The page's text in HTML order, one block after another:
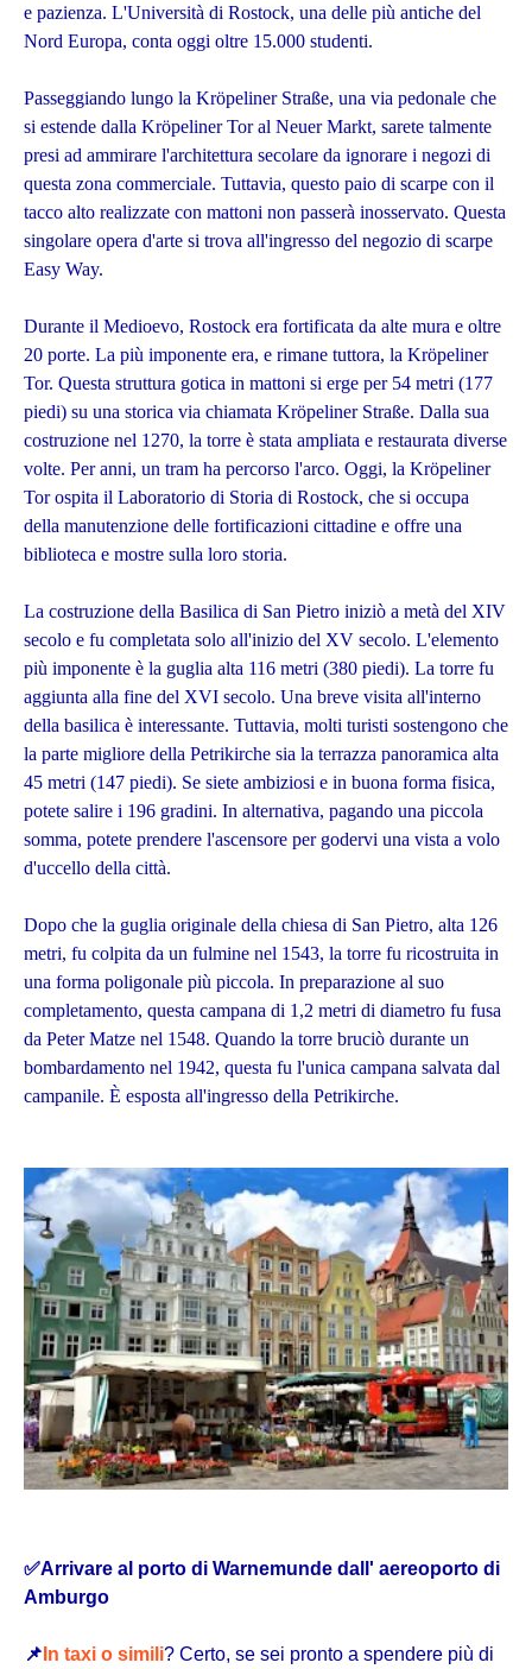
e pazienza. L'Università di Rostock, una delle più antiche del
Nord Europa, conta oggi oltre 15.000 studenti.
Passeggiando lungo la Kröpeliner Straße, una via pedonale che
si estende dalla Kröpeliner Tor al Neuer Markt, sarete talmente
presi ad ammirare l'architettura secolare da ignorare i negozi di
questa zona commerciale. Tuttavia, questo paio di scarpe con il
tacco alto realizzate con mattoni non passerà inosservato. Questa
singolare opera d'arte si trova all'ingresso del negozio di scarpe
Easy Way.
Durante il Medioevo, Rostock era fortificata da alte mura e oltre
20 porte. La più imponente era, e rimane tuttora, la Kröpeliner
Tor. Questa struttura gotica in mattoni si erge per 54 metri (177
piedi) su una storica via chiamata Kröpeliner Straße. Dalla sua
costruzione nel 1270, la torre è stata ampliata e restaurata diverse
volte. Per anni, un tram ha percorso l'arco. Oggi, la Kröpeliner
Tor ospita il Laboratorio di Storia di Rostock, che si occupa
della manutenzione delle fortificazioni cittadine e offre una
biblioteca e mostre sulla loro storia.
La costruzione della Basilica di San Pietro iniziò a metà del XIV
secolo e fu completata solo all'inizio del XV secolo. L'elemento
più imponente è la guglia alta 116 metri (380 piedi). La torre fu
aggiunta alla fine del XVI secolo. Una breve visita all'interno
della basilica è interessante. Tuttavia, molti turisti sostengono che
la parte migliore della Petrikirche sia la terrazza panoramica alta
45 metri (147 piedi). Se siete ambiziosi e in buona forma fisica,
potete salire i 196 gradini. In alternativa, pagando una piccola
somma, potete prendere l'ascensore per godervi una vista a volo
d'uccello della città.
Dopo che la guglia originale della chiesa di San Pietro, alta 126
metri, fu colpita da un fulmine nel 1543, la torre fu ricostruita in
una forma poligonale più piccola. In preparazione al suo
completamento, questa campana di 1,2 metri di diametro fu fusa
da Peter Matze nel 1548. Quando la torre bruciò durante un
bombardamento nel 1942, questa fu l'unica campana salvata dal
campanile. È esposta all'ingresso della Petrikirche.
✅Arrivare al porto di Warnemunde dall' aereoporto di
Amburgo
📌 In taxi o simili? Certo, se sei pronto a spendere più di